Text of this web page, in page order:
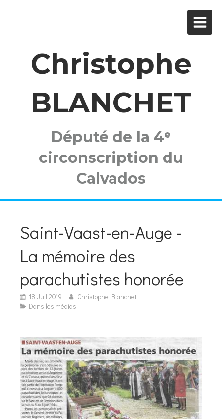
Christophe
BLANCHET
Député de la 4ᵉ
circonscription du
Calvados
Saint-Vaast-en-Auge -
La mémoire des
parachutistes honorée
18 Juil 2019
Christophe Blanchet
Dans les médias